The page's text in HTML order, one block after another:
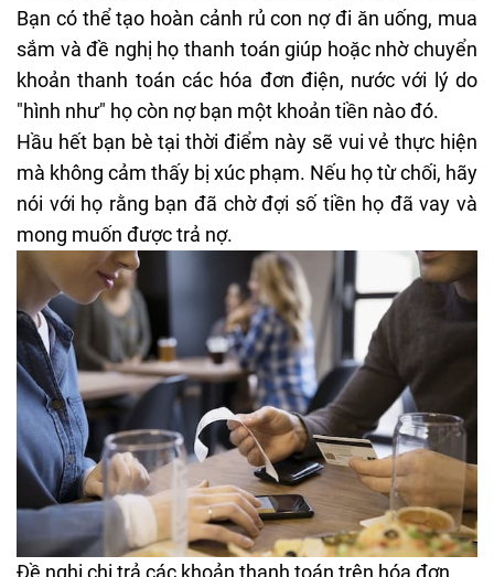
Bạn có thể tạo hoàn cảnh rủ con nợ đi ăn uống, mua
sắm và đề nghị họ thanh toán giúp hoặc nhờ chuyển
khoản thanh toán các hóa đơn điện, nước với lý do
"hình như" họ còn nợ bạn một khoản tiền nào đó.
Hầu hết bạn bè tại thời điểm này sẽ vui vẻ thực hiện
mà không cảm thấy bị xúc phạm. Nếu họ từ chối, hãy
nói với họ rằng bạn đã chờ đợi số tiền họ đã vay và
mong muốn được trả nợ.
Đề nghị chi trả các khoản thanh toán trên hóa đơn